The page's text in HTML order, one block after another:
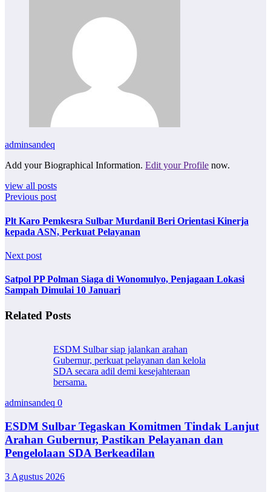
adminsandeq
Add your Biographical Information. Edit your Profile now.
view all posts
Previous post
Plt Karo Pemkesra Sulbar Murdanil Beri Orientasi Kinerja
kepada ASN, Perkuat Pelayanan
Next post
Satpol PP Polman Siaga di Wonomulyo, Penjagaan Lokasi
Sampah Dimulai 10 Januari
Related Posts
ESDM Sulbar siap jalankan arahan
Gubernur, perkuat pelayanan dan kelola
SDA secara adil demi kesejahteraan
bersama.
adminsandeq 0
ESDM Sulbar Tegaskan Komitmen Tindak Lanjut
Arahan Gubernur, Pastikan Pelayanan dan
Pengelolaan SDA Berkeadilan
3 Agustus 2026